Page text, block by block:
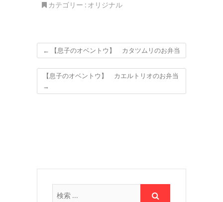
カテゴリー : オリジナル
← 【息子のオベントウ】 カタツムリのお弁当
【息子のオベントウ】 カエルトリオのお弁当
→